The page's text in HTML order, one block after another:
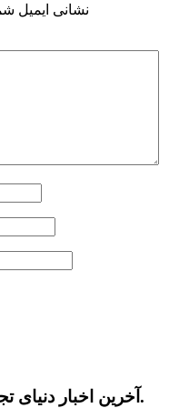
نشانی ایمیل
آخرین اخبار دنیای تجارت را با آرمان تجارت دنبال کنید.